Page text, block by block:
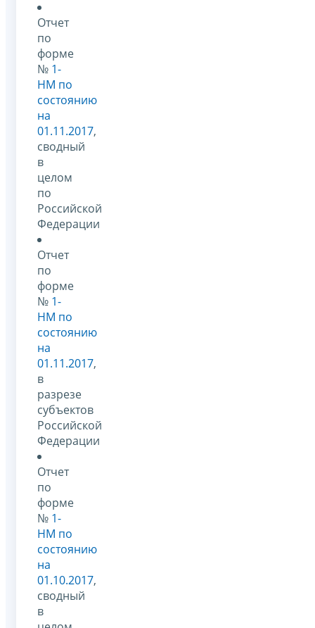
Отчет
по
форме
№ 1-
НМ по
состоянию
на
01.11.2017,
сводный
в
целом
по
Российской
Федерации
Отчет
по
форме
№ 1-
НМ по
состоянию
на
01.11.2017,
в
разрезе
субъектов
Российской
Федерации
Отчет
по
форме
№ 1-
НМ по
состоянию
на
01.10.2017,
сводный
в